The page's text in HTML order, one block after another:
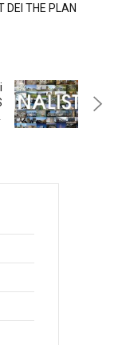
DEI THE PLAN